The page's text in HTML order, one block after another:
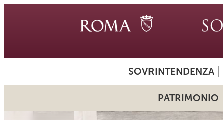
SOVRINTENDENZA
PATRIMONIO